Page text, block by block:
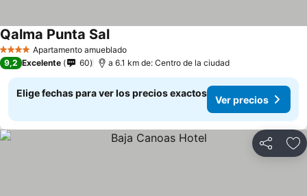
4 EstrellasApartamento amueblado
Qalma Punta Sal
9,2 Excelente 60 a 6.1 km de: Centro de la ciudad
Elige fechas para ver los precios exactos
Ver precios
Compartir